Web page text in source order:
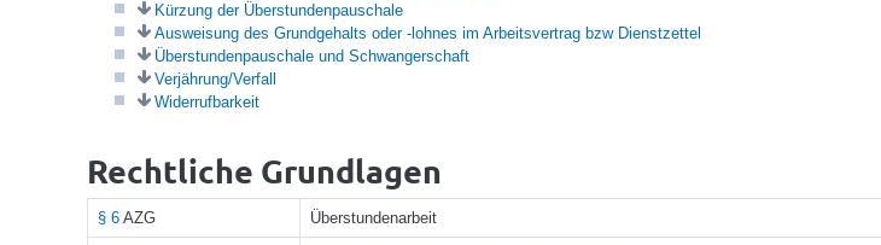
Kürzung der Überstundenpauschale
Ausweisung des Grundgehalts oder -lohnes im Arbeitsvertrag bzw Dienstzettel
Überstundenpauschale und Schwangerschaft
Verjährung/Verfall
Widerrufbarkeit
Rechtliche Grundlagen
§ 6AZG Überstundenarbeit